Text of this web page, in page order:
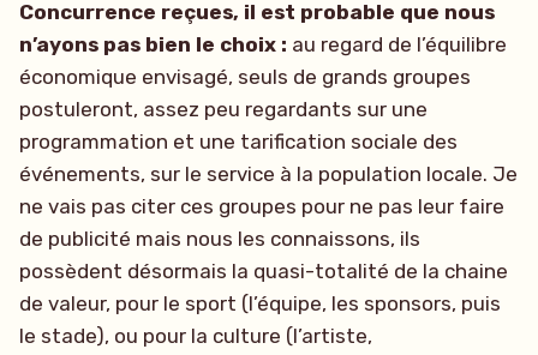
Concurrence reçues, il est probable que nous
n’ayons pas bien le choix : au regard de l’équilibre
économique envisagé, seuls de grands groupes
postuleront, assez peu regardants sur une
programmation et une tarification sociale des
événements, sur le service à la population locale. Je
ne vais pas citer ces groupes pour ne pas leur faire
de publicité mais nous les connaissons, ils
possèdent désormais la quasi-totalité de la chaine
de valeur, pour le sport (l’équipe, les sponsors, puis
le stade), ou pour la culture (l’artiste,